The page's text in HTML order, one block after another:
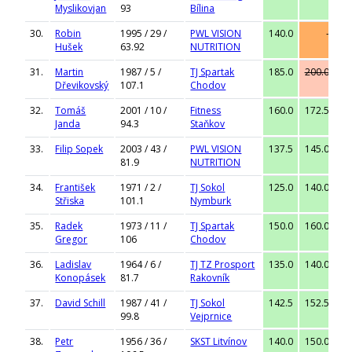
Myslikovjan
93
Bílina
30.
Robin
Hušek
1995 / 29 /
63.92
PWL VISION
NUTRITION
140.0 -
31.
Martin
Dřevikovský
1987 / 5 /
107.1
TJ Spartak
Chodov
185.0 200.0
32.
Tomáš
Janda
2001 / 10 /
94.3
Fitness
Staňkov
160.0 172.5
33. Filip Sopek
2003 / 43 /
81.9
PWL VISION
NUTRITION
137.5 145.0
34.
František
Střiska
1971 / 2 /
101.1
TJ Sokol
Nymburk
125.0 140.0
35.
Radek
Gregor
1973 / 11 /
106
TJ Spartak
Chodov
150.0 160.0
36.
Ladislav
Konopásek
1964 / 6 /
81.7
TJ TZ Prosport
Rakovník
135.0 140.0
37. David Schill
1987 / 41 /
99.8
TJ Sokol
Vejprnice
142.5 152.5
38.
Petr
1956 / 36 /
SKST Litvínov 140.0 150.0